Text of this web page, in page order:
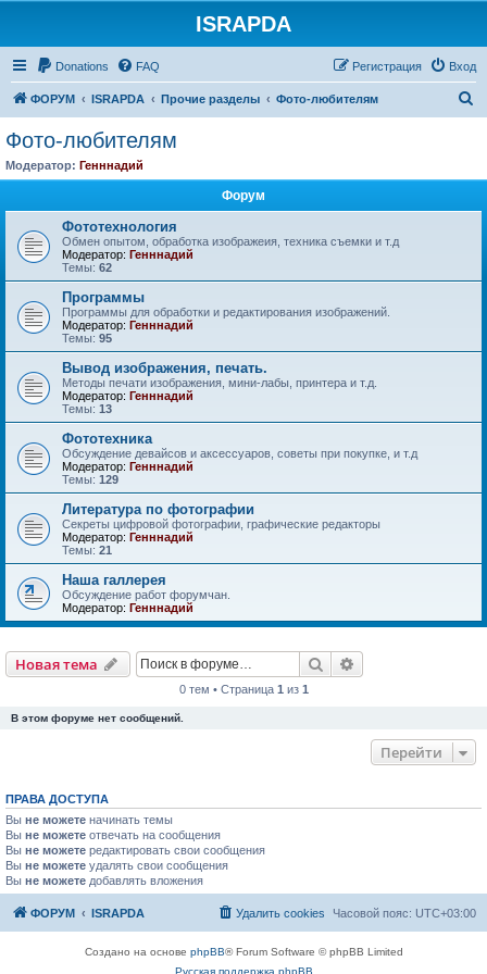
ISRAPDA
Donations FAQ Вход
Регистрация
ФОРУМ ISRAPDA Прочие разделы Фото-любителям
Фото-любителям
Модератор: Генннадий
Форум
Фототехнология
Обмен опытом, обработка изображеия, техника съемки и т.д
Модератор: Генннадий
Темы: 62
Программы
Программы для обработки и редактирования изображений.
Модератор: Генннадий
Темы: 95
Вывод изображения, печать.
Методы печати изображения, мини-лабы, принтера и т.д.
Модератор: Генннадий
Темы: 13
Фототехника
Обсуждение девайсов и аксессуаров, советы при покупке, и т.д
Модератор: Генннадий
Темы: 129
Литература по фотографии
Секреты цифровой фотографии, графические редакторы
Модератор: Генннадий
Темы: 21
Наша галлерея
Обсуждение работ форумчан.
Модератор: Генннадий
Новая тема
Новаятема Поиск
0 тем • Страница 1 из 1
В этом форуме нет сообщений.
Перейти
ПРАВА ДОСТУПА
Вы не можете начинать темы
Вы не можете отвечать на сообщения
Вы не можете редактировать свои сообщения
Вы не можете удалять свои сообщения
Вы не можете добавлять вложения
ФОРУМ ISRAPDA Часовой пояс: UTC+03:00
Удалить cookies
Создано на основе phpBB® Forum Software © phpBB Limited
Русская поддержка phpBB